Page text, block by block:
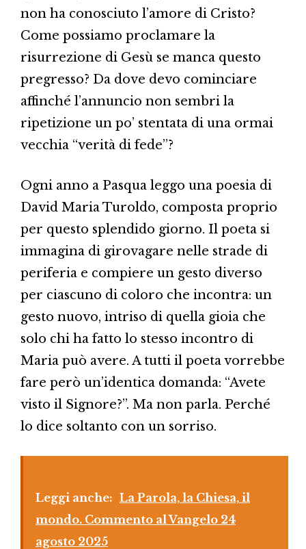
non ha conosciuto l’amore di Cristo?
Come possiamo proclamare la
risurrezione di Gesù se manca questo
pregresso? Da dove devo cominciare
affinché l’annuncio non sembri la
ripetizione un po’ stentata di una ormai
vecchia “verità di fede”?
Ogni anno a Pasqua leggo una poesia di
David Maria Turoldo, composta proprio
per questo splendido giorno. Il poeta si
immagina di girovagare nelle strade di
periferia e compiere un gesto diverso
per ciascuno di coloro che incontra: un
gesto nuovo, intriso di quella gioia che
solo chi ha fatto lo stesso incontro di
Maria può avere. A tutti il poeta vorrebbe
fare però un’identica domanda: “Avete
visto il Signore?”. Ma non parla. Perché
lo dice soltanto con un sorriso.
Leggi anche: La Parola, la Chiesa, il
mondo. Commento al Vangelo 24
agosto 2025